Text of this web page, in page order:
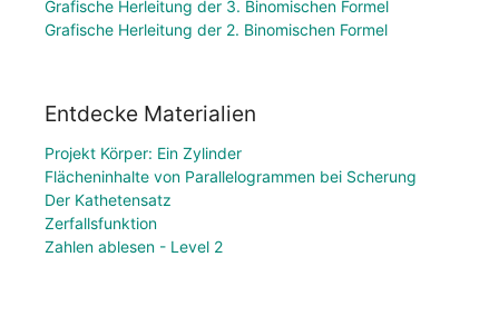
Grafische Herleitung der 3. Binomischen Formel
Grafische Herleitung der 2. Binomischen Formel
Entdecke Materialien
Projekt Körper: Ein Zylinder
Flächeninhalte von Parallelogrammen bei Scherung
Der Kathetensatz
Zerfallsfunktion
Zahlen ablesen - Level 2